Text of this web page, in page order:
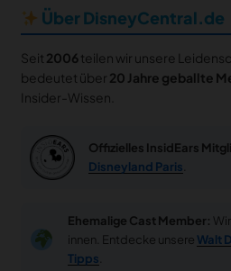
Über DisneyCentral.de
Seit 2006teilen wir unsere
bedeutet über 20 Jahre geballte
Insider-Wissen.
Offizielles InsidEars
Disneyland Paris
Ehemalige Cast Member:
innen. Entdecke unsere Walt
Tipps